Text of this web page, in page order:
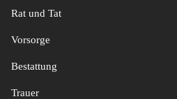
Rat und Tat
Vorsorge
Bestattung
Trauer